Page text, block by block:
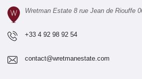
Wretman Estate 8 rue Jean de Riouffe
+33 4 92 98 92 54
contact@wretmanestate.com